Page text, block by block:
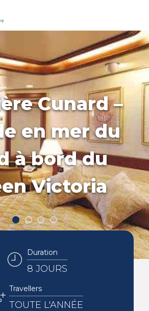
Cunard –
en mer du
à bord du
Victoria
Duration
8 JOURS
Travellers
TOUTE L'ANNÉE